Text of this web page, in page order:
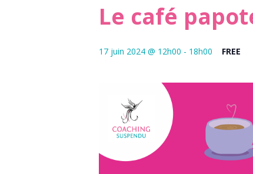
Le café
17 juin 2024 @ 12h00 - 18h00 FREE